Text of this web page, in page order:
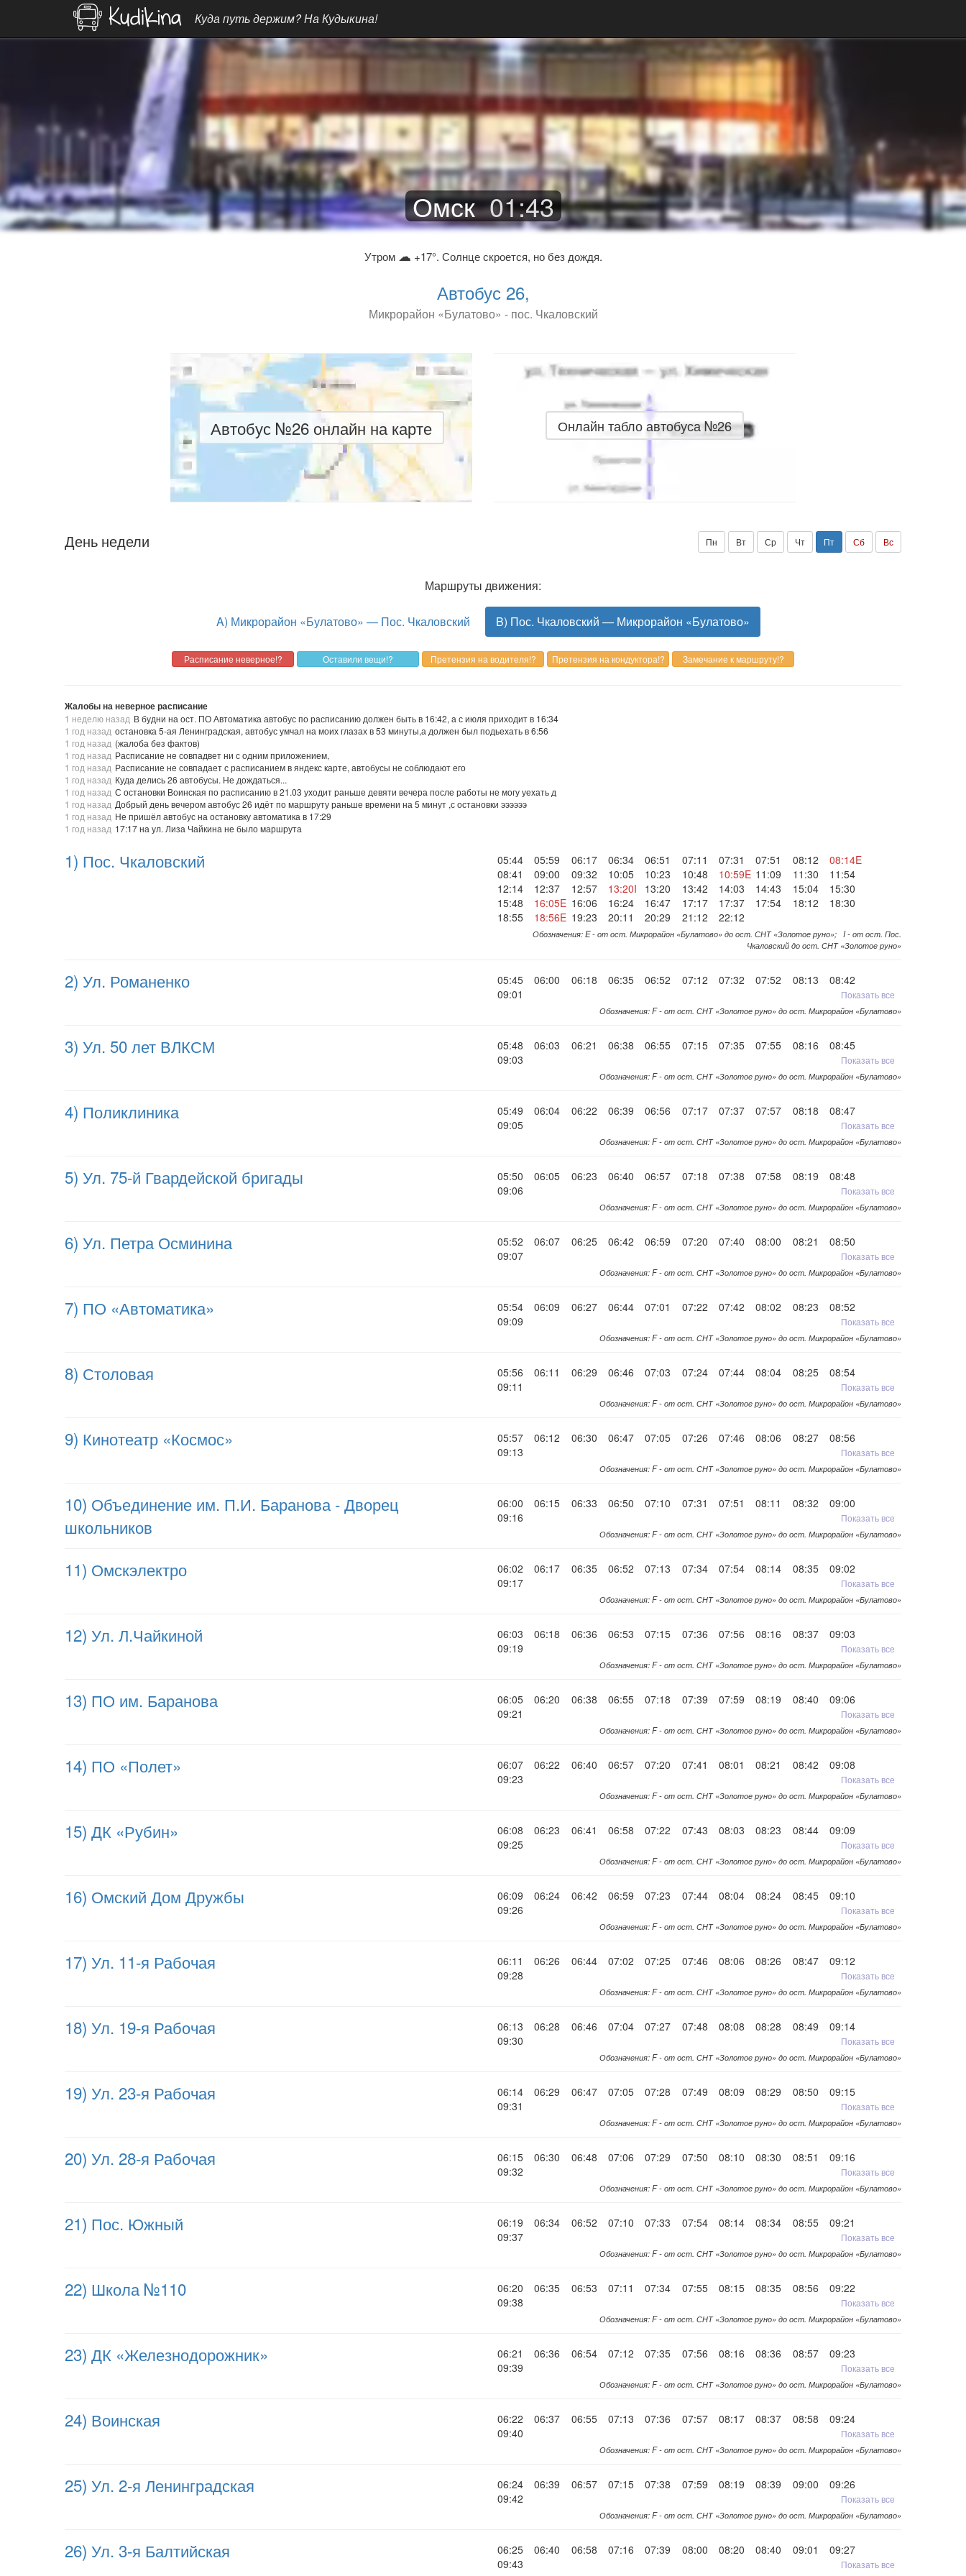
Куда путь держим? На Кудыкина!
Омск 01:43
Утром ☁ +17°. Солнце скроется, но без дождя.
Автобус 26,
Микрорайон «Булатово» - пос. Чкаловский
Автобус №26 онлайн на карте Онлайн табло автобуса №26
День недели Пн Вт Ср Чт Пт Сб Вс
Маршруты движения:
A) Микрорайон «Булатово» — Пос. Чкаловский B) Пос. Чкаловский — Микрорайон «Булатово»
Жалобы на неверное расписание
1 неделю назад В будни на ост. ПО Автоматика автобус по расписанию должен быть в 16:42, а с июля приходит в 16:34
1 год назад остановка 5-ая Ленинградская, автобус умчал на моих глазах в 53 минуты,а должен был подьехать в 6:56
1 год назад (жалоба без фактов)
1 год назад Расписание не совпадвет ни с одним приложением,
1 год назад Расписание не совпадает с расписанием в яндекс карте, автобусы не соблюдают его
1 год назад Куда делись 26 автобусы. Не дождаться...
1 год назад С остановки Воинская по расписанию в 21.03 уходит раньше девяти вечера после работы не могу уехать д
1 год назад Добрый день вечером автобус 26 идёт по маршруту раньше времени на 5 минут ,с остановки ээээээ
1 год назад Не пришёл автобус на остановку автоматика в 17:29
1 год назад 17:17 на ул. Лиза Чайкина не было маршрута
1) Пос. Чкаловский 05:44 05:59 06:17 06:34 06:51 07:11 07:31 07:51 08:12
08:14E
08:41
09:00 09:32 10:05 10:23 10:48 10:59E 11:09 11:30
11:54
12:14
12:37 12:57 13:20I 13:20 13:42 14:03 14:43 15:04
15:30
15:48
16:05E 16:06 16:24 16:47 17:17 17:37 17:54 18:12
18:30
18:55
18:56E 19:23 20:11 20:29 21:12 22:12
Обозначения: E - от ост. Микрорайон «Булатово» до ост. СНТ «Золотое руно»; I - от ост. Пос.
Чкаловский до ост. СНТ «Золотое руно»
2) Ул. Романенко 05:45 06:00 06:18 06:35 06:52 07:12 07:32 07:52 08:13
08:42
09:01
Показать все
Обозначения: F - от ост. СНТ «Золотое руно» до ост. Микрорайон «Булатово»
3) Ул. 50 лет ВЛКСМ 05:48 06:03 06:21 06:38 06:55 07:15 07:35 07:55 08:16
08:45
09:03
Показать все
Обозначения: F - от ост. СНТ «Золотое руно» до ост. Микрорайон «Булатово»
4) Поликлиника 05:49 06:04 06:22 06:39 06:56 07:17 07:37 07:57 08:18
08:47
09:05
Показать все
Обозначения: F - от ост. СНТ «Золотое руно» до ост. Микрорайон «Булатово»
5) Ул. 75-й Гвардейской бригады 05:50 06:05 06:23 06:40 06:57 07:18 07:38 07:58 08:19
08:48
09:06
Показать все
Обозначения: F - от ост. СНТ «Золотое руно» до ост. Микрорайон «Булатово»
6) Ул. Петра Осминина 05:52 06:07 06:25 06:42 06:59 07:20 07:40 08:00 08:21
08:50
09:07
Показать все
Обозначения: F - от ост. СНТ «Золотое руно» до ост. Микрорайон «Булатово»
7) ПО «Автоматика» 05:54 06:09 06:27 06:44 07:01 07:22 07:42 08:02 08:23
08:52
09:09
Показать все
Обозначения: F - от ост. СНТ «Золотое руно» до ост. Микрорайон «Булатово»
8) Столовая 05:56 06:11 06:29 06:46 07:03 07:24 07:44 08:04 08:25
08:54
09:11
Показать все
Обозначения: F - от ост. СНТ «Золотое руно» до ост. Микрорайон «Булатово»
9) Кинотеатр «Космос» 05:57 06:12 06:30 06:47 07:05 07:26 07:46 08:06 08:27
08:56
09:13
Показать все
Обозначения: F - от ост. СНТ «Золотое руно» до ост. Микрорайон «Булатово»
10) Объединение им. П.И. Баранова - Дворец
школьников
06:00 06:15 06:33 06:50 07:10 07:31 07:51 08:11 08:32
09:00
09:16
Показать все
Обозначения: F - от ост. СНТ «Золотое руно» до ост. Микрорайон «Булатово»
11) Омскэлектро 06:02 06:17 06:35 06:52 07:13 07:34 07:54 08:14 08:35
09:02
09:17
Показать все
Обозначения: F - от ост. СНТ «Золотое руно» до ост. Микрорайон «Булатово»
12) Ул. Л.Чайкиной 06:03 06:18 06:36 06:53 07:15 07:36 07:56 08:16 08:37
09:03
09:19
Показать все
Обозначения: F - от ост. СНТ «Золотое руно» до ост. Микрорайон «Булатово»
13) ПО им. Баранова 06:05 06:20 06:38 06:55 07:18 07:39 07:59 08:19 08:40
09:06
09:21
Показать все
Обозначения: F - от ост. СНТ «Золотое руно» до ост. Микрорайон «Булатово»
14) ПО «Полет» 06:07 06:22 06:40 06:57 07:20 07:41 08:01 08:21 08:42
09:08
09:23
Показать все
Обозначения: F - от ост. СНТ «Золотое руно» до ост. Микрорайон «Булатово»
15) ДК «Рубин» 06:08 06:23 06:41 06:58 07:22 07:43 08:03 08:23 08:44
09:09
09:25
Показать все
Обозначения: F - от ост. СНТ «Золотое руно» до ост. Микрорайон «Булатово»
16) Омский Дом Дружбы 06:09 06:24 06:42 06:59 07:23 07:44 08:04 08:24 08:45
09:10
09:26
Показать все
Обозначения: F - от ост. СНТ «Золотое руно» до ост. Микрорайон «Булатово»
17) Ул. 11-я Рабочая 06:11 06:26 06:44 07:02 07:25 07:46 08:06 08:26 08:47
09:12
09:28
Показать все
Обозначения: F - от ост. СНТ «Золотое руно» до ост. Микрорайон «Булатово»
18) Ул. 19-я Рабочая 06:13 06:28 06:46 07:04 07:27 07:48 08:08 08:28 08:49
09:14
09:30
Показать все
Обозначения: F - от ост. СНТ «Золотое руно» до ост. Микрорайон «Булатово»
19) Ул. 23-я Рабочая 06:14 06:29 06:47 07:05 07:28 07:49 08:09 08:29 08:50
09:15
09:31
Показать все
Обозначения: F - от ост. СНТ «Золотое руно» до ост. Микрорайон «Булатово»
20) Ул. 28-я Рабочая 06:15 06:30 06:48 07:06 07:29 07:50 08:10 08:30 08:51
09:16
09:32
Показать все
Обозначения: F - от ост. СНТ «Золотое руно» до ост. Микрорайон «Булатово»
21) Пос. Южный 06:19 06:34 06:52 07:10 07:33 07:54 08:14 08:34 08:55
09:21
09:37
Показать все
Обозначения: F - от ост. СНТ «Золотое руно» до ост. Микрорайон «Булатово»
22) Школа №110 06:20 06:35 06:53 07:11 07:34 07:55 08:15 08:35 08:56
09:22
09:38
Показать все
Обозначения: F - от ост. СНТ «Золотое руно» до ост. Микрорайон «Булатово»
23) ДК «Железнодорожник» 06:21 06:36 06:54 07:12 07:35 07:56 08:16 08:36 08:57
09:23
09:39
Показать все
Обозначения: F - от ост. СНТ «Золотое руно» до ост. Микрорайон «Булатово»
24) Воинская 06:22 06:37 06:55 07:13 07:36 07:57 08:17 08:37 08:58
09:24
09:40
Показать все
Обозначения: F - от ост. СНТ «Золотое руно» до ост. Микрорайон «Булатово»
25) Ул. 2-я Ленинградская 06:24 06:39 06:57 07:15 07:38 07:59 08:19 08:39 09:00
09:26
09:42
Показать все
Обозначения: F - от ост. СНТ «Золотое руно» до ост. Микрорайон «Булатово»
26) Ул. 3-я Балтийская 06:25 06:40 06:58 07:16 07:39 08:00 08:20 08:40 09:01
09:27
09:43
Показать все